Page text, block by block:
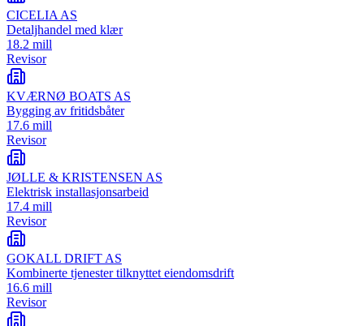
CICELIA AS
Detaljhandel med klær
18.2 mill
Revisor
KVÆRNØ BOATS AS
Bygging av fritidsbåter
17.6 mill
Revisor
JØLLE & KRISTENSEN AS
Elektrisk installasjonsarbeid
17.4 mill
Revisor
GOKALL DRIFT AS
Kombinerte tjenester tilknyttet eiendomsdrift
16.6 mill
Revisor